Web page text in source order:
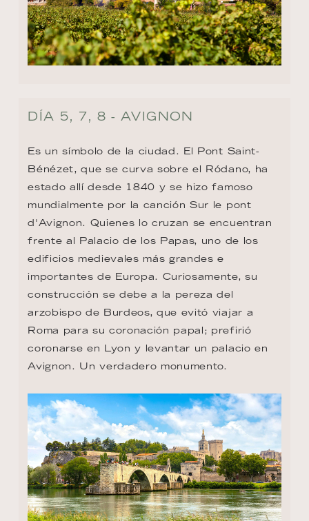
DÍA 5, 7, 8 - AVIGNON
Es un símbolo de la ciudad. El Pont Saint-
Bénézet, que se curva sobre el Ródano, ha
estado allí desde 1840 y se hizo famoso
mundialmente por la canción Sur le pont
d'Avignon. Quienes lo cruzan se encuentran
frente al Palacio de los Papas, uno de los
edificios medievales más grandes e
importantes de Europa. Curiosamente, su
construcción se debe a la pereza del
arzobispo de Burdeos, que evitó viajar a
Roma para su coronación papal; prefirió
coronarse en Lyon y levantar un palacio en
Avignon. Un verdadero monumento.